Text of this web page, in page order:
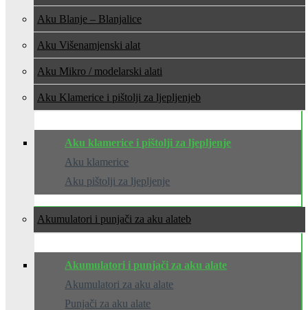
Aku Blanje – Blanjalice
Aku Višenamjenski alat
Aku Mikro / modelarski alati
Aku Klamerice i pištolji za ljepljenje
Aku klamerice i pištolji za ljepljenje
Aku klamerice
Aku pištolji za ljepljenje
Akumulatori i punjači za aku alate
Akumulatori i punjači za aku alate
Akumulatori za aku alate
Punjači za aku alate